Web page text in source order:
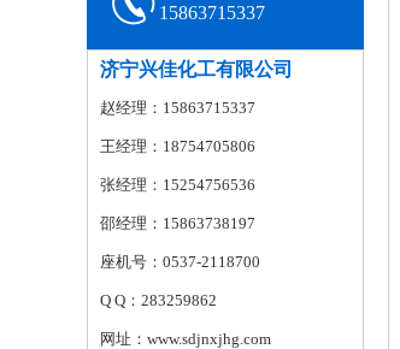
15863715337
济宁兴佳化工有限公司
赵经理：15863715337
王经理：18754705806
张经理：15254756536
邵经理：15863738197
座机号：0537-2118700
Q Q：283259862
网址：www.sdjnxjhg.com